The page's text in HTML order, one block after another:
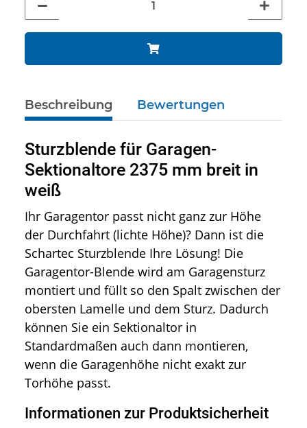
Beschreibung Bewertungen
Sturzblende für Garagen-
Sektionaltore 2375 mm breit in
weiß
Ihr Garagentor passt nicht ganz zur Höhe
der Durchfahrt (lichte Höhe)? Dann ist die
Schartec Sturzblende Ihre Lösung! Die
Garagentor-Blende wird am Garagensturz
montiert und füllt so den Spalt zwischen der
obersten Lamelle und dem Sturz. Dadurch
können Sie ein Sektionaltor in
Standardmaßen auch dann montieren,
wenn die Garagenhöhe nicht exakt zur
Torhöhe passt.
Informationen zur Produktsicherheit